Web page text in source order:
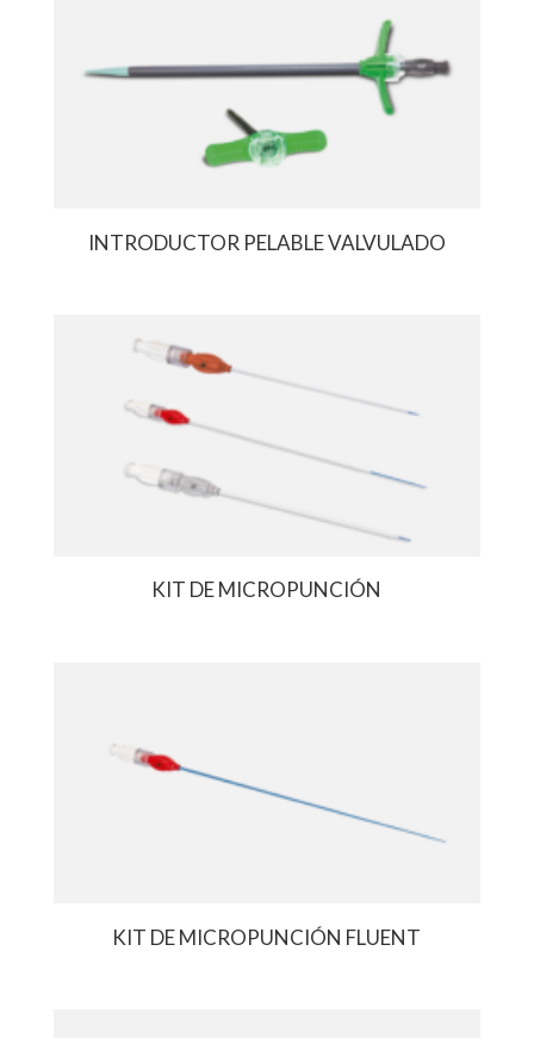
INTRODUCTOR PELABLE VALVULADO
KIT DE MICROPUNCIÓN
KIT DE MICROPUNCIÓN FLUENT